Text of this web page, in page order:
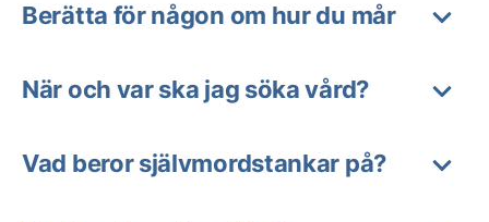
Berätta för någon om hur du mår
När och var ska jag söka vård?
Vad beror självmordstankar på?